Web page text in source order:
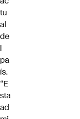
tu
al
de
l
pa
ís.
“E
sta
ad